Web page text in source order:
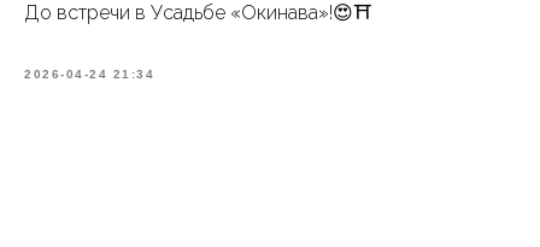
До встречи в Усадьбе «Окинава»!😍⛩️
2026-04-24 21:34